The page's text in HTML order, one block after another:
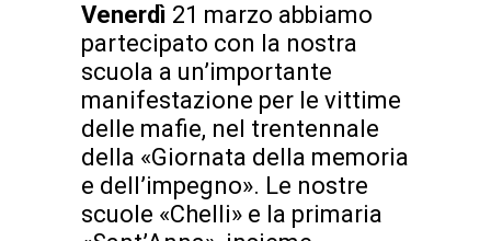
Venerdì 21 marzo abbiamo
partecipato con la nostra
scuola a un’importante
manifestazione per le vittime
delle mafie, nel trentennale
della «Giornata della memoria
e dell’impegno». Le nostre
scuole «Chelli» e la primaria